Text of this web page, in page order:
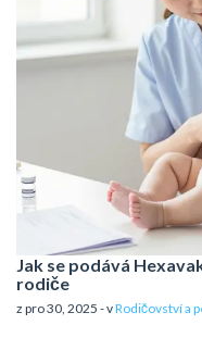
Jak se podává
rodiče
z pro 30, 2025 - vRodičovství a